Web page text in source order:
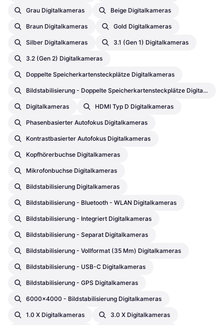
Grau Digitalkameras Beige Digitalkameras
Braun Digitalkameras Gold Digitalkameras
Silber Digitalkameras 3.1 (Gen 1) Digitalkameras
3.2 (Gen 2) Digitalkameras
Doppelte Speicherkartensteckplätze Digitalkameras
Bildstabilisierung - Doppelte Speicherkartensteckplätze Digitalkameras
Digitalkameras HDMI Typ D Digitalkameras
Phasenbasierter Autofokus Digitalkameras
Kontrastbasierter Autofokus Digitalkameras
Kopfhörerbuchse Digitalkameras
Mikrofonbuchse Digitalkameras
Bildstabilisierung Digitalkameras
Bildstabilisierung - Bluetooth - WLAN Digitalkameras
Bildstabilisierung - Integriert Digitalkameras
Bildstabilisierung - Separat Digitalkameras
Bildstabilisierung - Vollformat (35 Mm) Digitalkameras
Bildstabilisierung - USB-C Digitalkameras
Bildstabilisierung - GPS Digitalkameras
6000x4000 - Bildstabilisierung Digitalkameras
1.0 X Digitalkameras 3.0 X Digitalkameras